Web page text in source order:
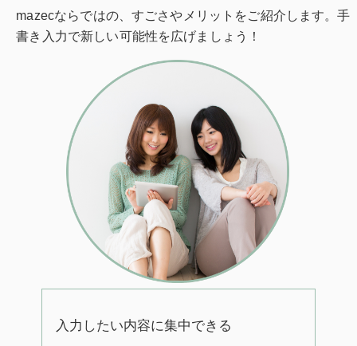
mazecならではの、すごさやメリットをご紹介します。手
書き入力で新しい可能性を広げましょう！
入力したい内容に集中できる